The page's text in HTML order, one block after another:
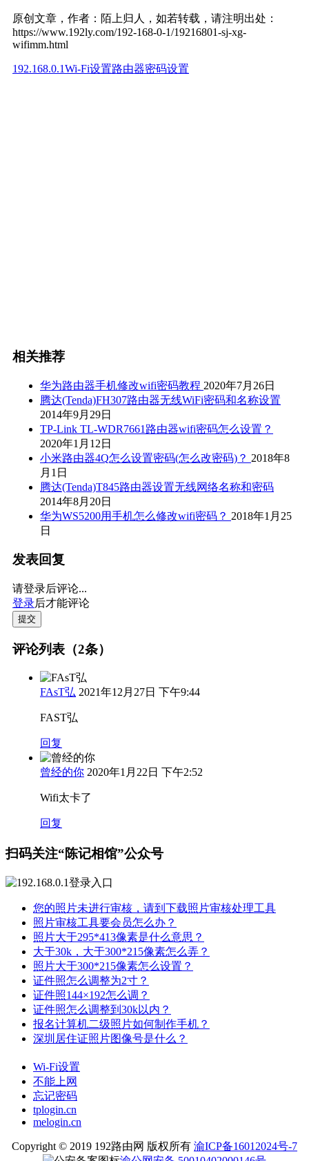
原创文章，作者：陌上归人，如若转载，请注明出处：
https://www.192ly.com/192-168-0-1/19216801-sj-xg-
wifimm.html
192.168.0.1Wi-Fi设置路由器密码设置
相关推荐
华为路由器手机修改wifi密码教程 2020年7月26日
腾达(Tenda)FH307路由器无线WiFi密码和名称设置
2014年9月29日
TP-Link TL-WDR7661路由器wifi密码怎么设置？
2020年1月12日
小米路由器4Q怎么设置密码(怎么改密码)？ 2018年8
月1日
腾达(Tenda)T845路由器设置无线网络名称和密码
2014年8月20日
华为WS5200用手机怎么修改wifi密码？ 2018年1月25
日
发表回复
请登录后评论...
登录后才能评论
提交
评论列表（2条）
FAsT弘 2021年12月27日 下午9:44
FAST弘
回复
曾经的你 2020年1月22日 下午2:52
Wifi太卡了
回复
扫码关注“陈记相馆”公众号
您的照片未进行审核，请到下载照片审核处理工具
照片审核工具要会员怎么办？
照片大于295*413像素是什么意思？
大于30k，大于300*215像素怎么弄？
照片大于300*215像素怎么设置？
证件照怎么调整为2寸？
证件照144×192怎么调？
证件照怎么调整到30k以内？
报名计算机二级照片如何制作手机？
深圳居住证照片图像号是什么？
Wi-Fi设置
不能上网
忘记密码
tplogin.cn
melogin.cn
Copyright © 2019 192路由网 版权所有 渝ICP备16012024号-7